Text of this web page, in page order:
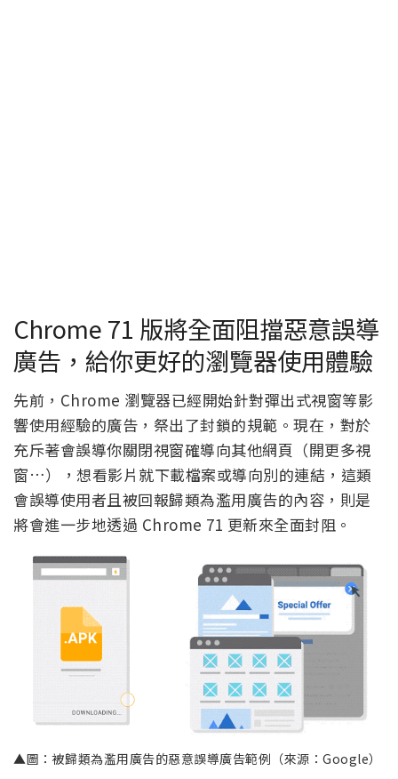
Chrome 71 版將全面阻擋惡意誤導
廣告，給你更好的瀏覽器使用體驗
先前，Chrome 瀏覽器已經開始針對彈出式視窗等影
響使用經驗的廣告，祭出了封鎖的規範。現在，對於
充斥著會誤導你關閉視窗確導向其他網頁（開更多視
窗…），想看影片就下載檔案或導向別的連結，這類
會誤導使用者且被回報歸類為濫用廣告的內容，則是
將會進一步地透過 Chrome 71 更新來全面封阻。
▲圖：被歸類為濫用廣告的惡意誤導廣告範例（來源：Google）